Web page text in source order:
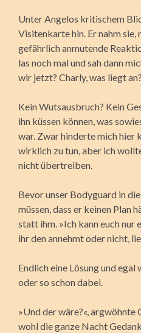
Unter Angelos kritischem
Visitenkarte hin. Er nahm sie,
gefährlich anmutende
las noch mal und sah dann
wir jetzt? Charly, was liegt
Kein Wutsausbruch? Kein
ihn küssen können, was
war. Zwar hinderte mich hier
wirklich zu tun, aber ich
nicht übertreiben.
Bevor unser Bodyguard in
müssen, dass er keinen Plan
statt ihm. »Ich kann euch nur
ihr den annehmt oder nicht,
Endlich eine Lösung und egal
oder so schon dabei.
»Und der wäre?«, argwöhnte
wohl die ganze Nacht